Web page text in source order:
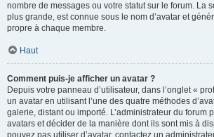
nombre de messages ou votre statut sur le forum. La
plus grande, est connue sous le nom d’avatar et
propre à chaque membre.
Haut
Comment puis-je afficher un avatar ?
Depuis votre panneau d’utilisateur, dans l’onglet «
un avatar en utilisant l’une des quatre méthodes
galerie, distant ou importé. L’administrateur du forum
avatars et décider de la manière dont ils sont mis à
pouvez pas utiliser d’avatar, contactez un